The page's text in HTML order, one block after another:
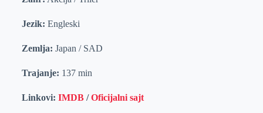
Jezik: Engleski
Zemlja: Japan / SAD
Trajanje: 137 min
Linkovi: IMDB/Oficijalni sajt